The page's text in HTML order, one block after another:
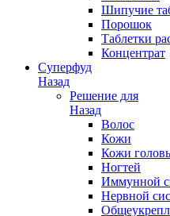
Шипучие
Порошок
Таблетки
Концентрат
Суперфуд
Назад
Решение для
Назад
Волос
Кожи
Кожи
Ногтей
Иммунной
Нервной